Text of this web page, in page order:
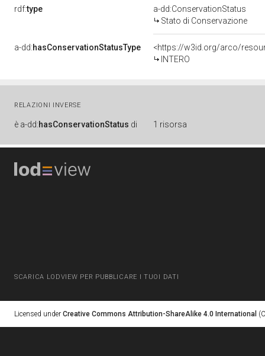
rdf:type
a-dd:ConservationStatus
Stato di Conservazione
a-dd:hasConservationStatusType
<https://w3id.org/arco/
INTERO
RELAZIONI INVERSE
è a-dd:hasConservationStatus di 1 risorsa
SCARICA LODVIEW PER PUBBLICARE I TUOI DATI
Licensed under Creative Commons Attribution-ShareAlike 4.0 International